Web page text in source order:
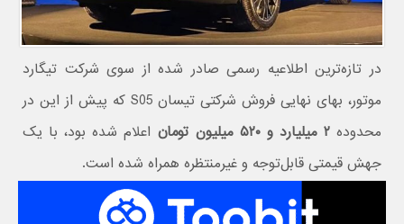
در تازه‌ترین اطلاعیه رسمی صادر شده از سوی شرکت تیگارد
موتور، بهای نهایی فروش شرکتی تیسان S05 که پیش از این در
محدوده۲ میلیارد و ۵۲۰ میلیون تومان
اعلام شده بود، با یک
جهش قیمتی قابل‌توجه و غیرمنتظره همراه شده است.